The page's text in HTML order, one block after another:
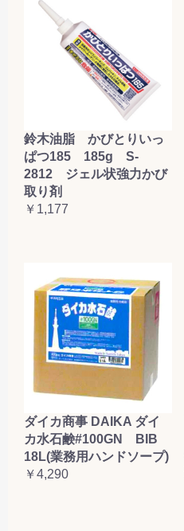
鈴木油脂 かびとりいっ
ぱつ185 185g S-
2812 ジェル状強力かび
取り剤
￥1,177
ダイカ商事 DAIKA ダイ
カ水石鹸#100GN BIB
18L(業務用ハンドソープ)
￥4,290